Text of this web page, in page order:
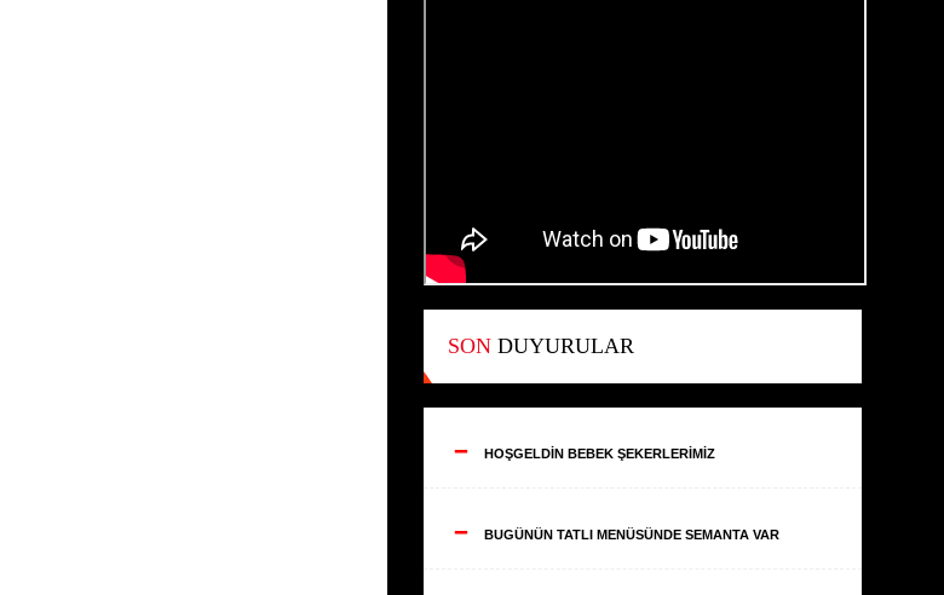
SONDUYURULAR
-- HOŞGELDİN BEBEK ŞEKERLERİMİZ
-- BUGÜNÜN TATLI MENÜSÜNDE SEMANTA VAR